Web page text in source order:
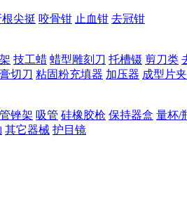
根尖挺 咬骨钳 止血钳 去冠钳
技工蜡 蜡型雕刻刀 托槽镊 剪刀类
切刀 粘固粉充填器 加压器 成型片夹
锉架 吸管 硅橡胶枪 保持器盒 量杯/
其它器械 护目镜